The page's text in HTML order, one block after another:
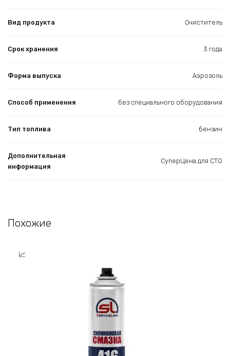
Вид продукта Очиститель
Срок хранения 3 года
Форма выпуска Аэрозоль
Способ применения без специального оборудования
Тип топлива бензин
Дополнительная
информация
СуперЦена для СТО
Похожие